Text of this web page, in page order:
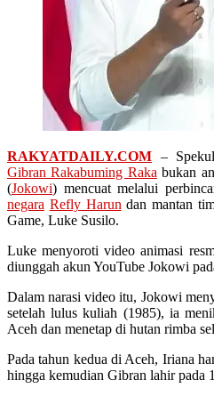
RAKYATDAILY.COM –
Gibran Rakabuming Raka bukan
(Jokowi) mencuat melalui
negara Refly Harun dan mantan
Game, Luke Susilo.
Luke menyoroti video animasi
diunggah akun YouTube Jokowi
Dalam narasi video itu, Jokowi
setelah lulus kuliah (1985), ia
Aceh dan menetap di hutan rimba
Pada tahun kedua di Aceh, Iriana
hingga kemudian Gibran lahir pada